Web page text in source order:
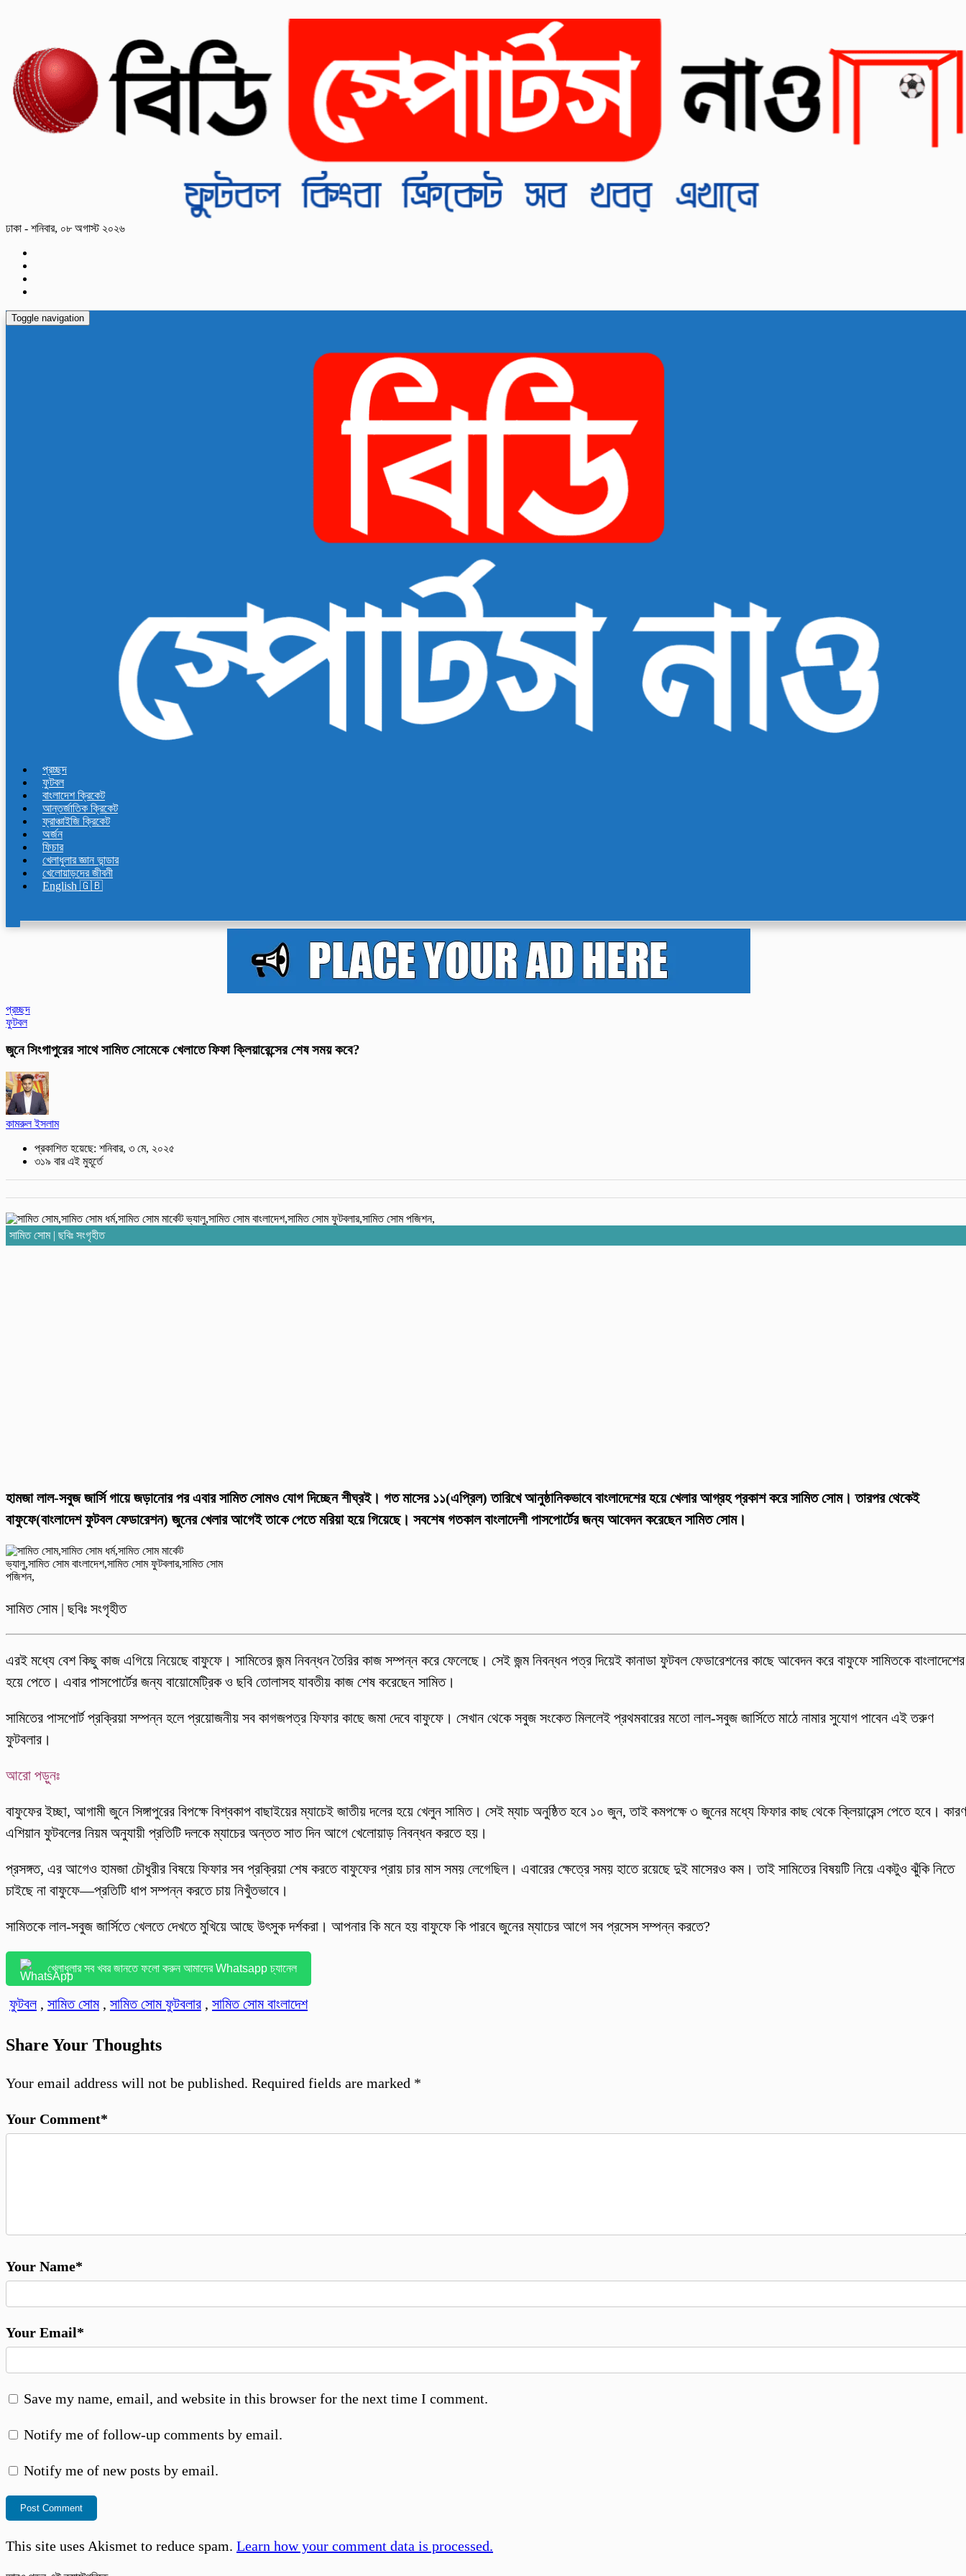
ঢাকা - শনিবার, ০৮ অগাস্ট ২০২৬
Toggle navigation
প্রচ্ছদ
ফুটবল
বাংলাদেশ ক্রিকেট
আন্তর্জাতিক ক্রিকেট
ফ্রাঞ্চাইজি ক্রিকেট
অর্জন
ফিচার
খেলাধুলার জ্ঞান ভান্ডার
খেলোয়াড়দের জীবনী
English 🇬🇧
প্রচ্ছদ
ফুটবল
জুনে সিংগাপুরের সাথে সামিত সোমেকে খেলাতে ফিফা ক্লিয়ারেন্সের শেষ সময় কবে?
কামরুল ইসলাম
প্রকাশিত হয়েছে: শনিবার, ৩ মে, ২০২৫
৩১৯ বার এই মুহূর্তে
সামিত সোম | ছবিঃ সংগৃহীত
হামজা লাল-সবুজ জার্সি গায়ে জড়ানোর পর এবার সামিত সোমও যোগ দিচ্ছেন শীঘ্রই। গত মাসের ১১(এপ্রিল) তারিখে আনুষ্ঠানিকভাবে বাংলাদেশের হয়ে খেলার আগ্রহ প্রকাশ করে সামিত সোম। তারপর থেকেই
বাফুফে(বাংলাদেশ ফুটবল ফেডারেশন) জুনের খেলার আগেই তাকে পেতে মরিয়া হয়ে গিয়েছে। সবশেষ গতকাল বাংলাদেশী পাসপোর্টের জন্য আবেদন করেছেন সামিত সোম।
সামিত সোম | ছবিঃ সংগৃহীত
এরই মধ্যে বেশ কিছু কাজ এগিয়ে নিয়েছে বাফুফে। সামিতের জন্ম নিবন্ধন তৈরির কাজ সম্পন্ন করে ফেলেছে। সেই জন্ম নিবন্ধন পত্র দিয়েই কানাডা ফুটবল ফেডারেশনের কাছে আবেদন করে বাফুফে সামিতকে বাংলাদেশের
হয়ে পেতে। এবার পাসপোর্টের জন্য বায়োমেট্রিক ও ছবি তোলাসহ যাবতীয় কাজ শেষ করেছেন সামিত।
সামিতের পাসপোর্ট প্রক্রিয়া সম্পন্ন হলে প্রয়োজনীয় সব কাগজপত্র ফিফার কাছে জমা দেবে বাফুফে। সেখান থেকে সবুজ সংকেত মিললেই প্রথমবারের মতো লাল-সবুজ জার্সিতে মাঠে নামার সুযোগ পাবেন এই তরুণ
ফুটবলার।
আরো পড়ুনঃ
বাফুফের ইচ্ছা, আগামী জুনে সিঙ্গাপুরের বিপক্ষে বিশ্বকাপ বাছাইয়ের ম্যাচেই জাতীয় দলের হয়ে খেলুন সামিত। সেই ম্যাচ অনুষ্ঠিত হবে ১০ জুন, তাই কমপক্ষে ৩ জুনের মধ্যে ফিফার কাছ থেকে ক্লিয়ারেন্স পেতে হবে।
এশিয়ান ফুটবলের নিয়ম অনুযায়ী প্রতিটি দলকে ম্যাচের অন্তত সাত দিন আগে খেলোয়াড় নিবন্ধন করতে হয়।
প্রসঙ্গত, এর আগেও হামজা চৌধুরীর বিষয়ে ফিফার সব প্রক্রিয়া শেষ করতে বাফুফের প্রায় চার মাস সময় লেগেছিল। এবারের ক্ষেত্রে সময় হাতে রয়েছে দুই মাসেরও কম। তাই সামিতের বিষয়টি নিয়ে একটুও ঝুঁকি নিতে
চাইছে না বাফুফে—প্রতিটি ধাপ সম্পন্ন করতে চায় নিখুঁতভাবে।
সামিতকে লাল-সবুজ জার্সিতে খেলতে দেখতে মুখিয়ে আছে উৎসুক দর্শকরা। আপনার কি মনে হয় বাফুফে কি পারবে জুনের ম্যাচের আগে সব প্রসেস সম্পন্ন করতে?
খেলাধুলার সব খবর জানতে ফলো করুন আমাদের Whatsapp চ্যানেল
ফুটবল, সামিত সোম, সামিত সোম ফুটবলার , সামিত সোম বাংলাদেশ
Share Your Thoughts
Your email address will not be published. Required fields are marked *
Your Comment*
Your Name*
Your Email*
Save my name, email, and website in this browser for the next time I comment.
Notify me of follow-up comments by email.
Notify me of new posts by email.
This site uses Akismet to reduce spam. Learn how your comment data is processed.